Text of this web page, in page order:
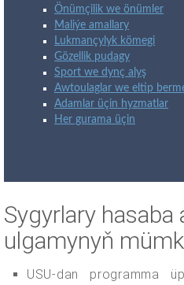
Önümçilik we önümler
Maliýe amallary
Lukmançylyk kömegi
Gözellik pudagy
Sport we dynç alyş
Awtoulaglar we eltip
Adamlar üçin hyzmatlar
Her gurama üçin
Sygyrlary hasaba
ulgamynyň
USU-dan programma